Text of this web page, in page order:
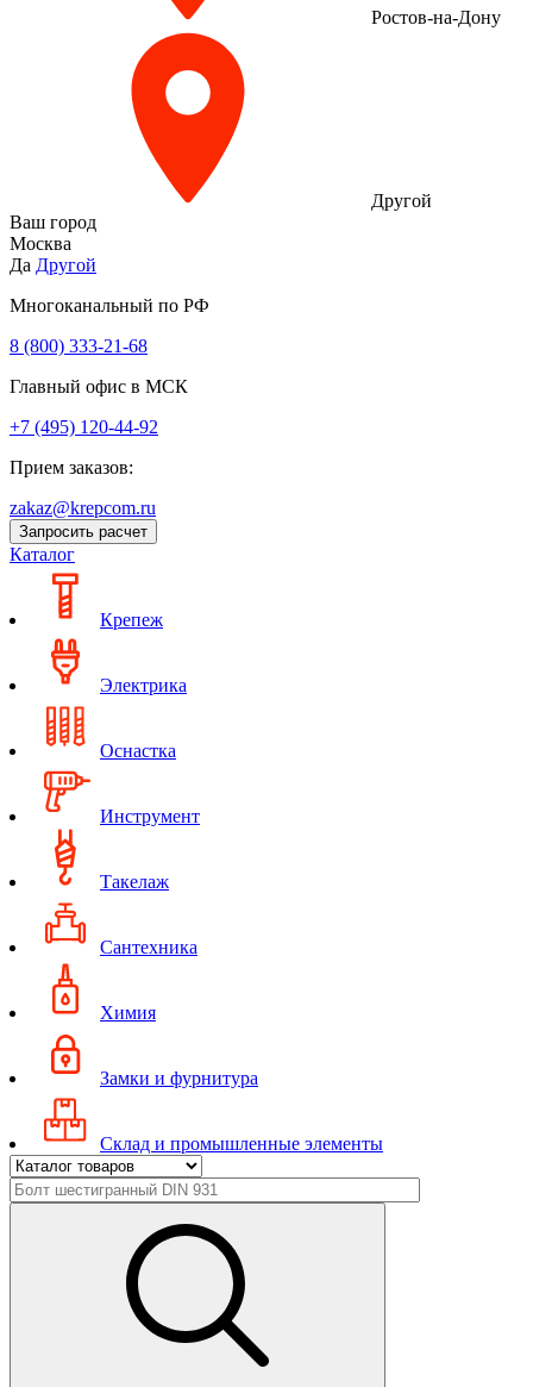
Ростов-на-Дону
Другой
Ваш город
Москва
Да Другой
Многоканальный по РФ
8 (800) 333‑21-68
Главный офис в МСК
+7 (495) 120-44-92
Прием заказов:
zakaz@krepcom.ru
Запросить расчет
Каталог
Крепеж
Электрика
Оснастка
Инструмент
Такелаж
Сантехника
Химия
Замки и фурнитура
Склад и промышленные элементы